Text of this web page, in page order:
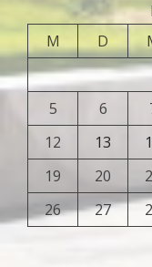
M
D
5
6
12
13
19
20
26
27